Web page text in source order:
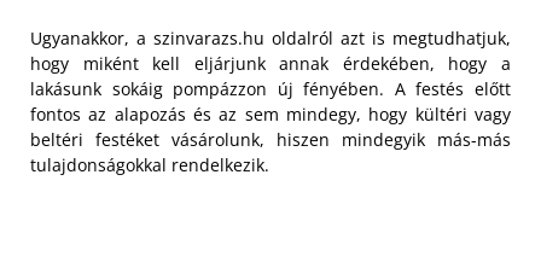
Ugyanakkor, a szinvarazs.hu oldalról azt is megtudhatjuk,
hogy miként kell eljárjunk annak érdekében, hogy a
lakásunk sokáig pompázzon új fényében. A festés előtt
fontos az alapozás és az sem mindegy, hogy kültéri vagy
beltéri festéket vásárolunk, hiszen mindegyik más-más
tulajdonságokkal rendelkezik.